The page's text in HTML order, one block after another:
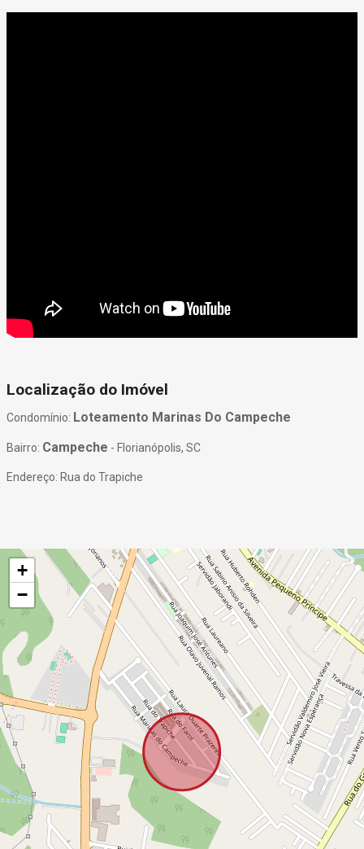
Localização do Imóvel
Condomínio: Loteamento Marinas Do Campeche
Bairro: Campeche - Florianópolis, SC
Endereço: Rua do Trapiche
+
−